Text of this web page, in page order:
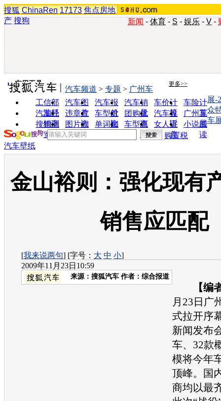
搜狐 ChinaRen 17173 焦点房地
产 搜狗 新闻 - 体育 - S - 娱乐 - V -
实用工具 更多>>
工信部
油耗
汽车图
片
汽车报
价
汽车销
量
车价计
算
车险计
算
汽车经
销商
违章查
询
车型对
比
团购优
惠
汽车投
诉
广州车
展
搜狗浏
览器
图片欣
赏
单词翻
车型查
询
女人宝
典
小说阅
读
汽车频道 > 专题 > 广州车
展-
众
车
购置税
汽车壁纸
金山裕则：强化现有
销售应匹配
[我来说两句] [字号： 大 中 小]
2009年11月23日10:59
来源： 搜狐汽车 作者：综合报道
【编
月23日广
式拉开序
新闻发布
车、32款
模将今年
顶峰。国
商均以最